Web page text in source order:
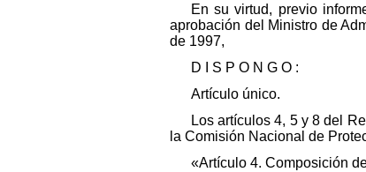
En su virtud, previo
aprobación del Ministro de
de 1997,
D I S P O N G O :
Artículo único.
Los artículos 4, 5 y 8 del
la Comisión Nacional de
«Artículo 4. Composición